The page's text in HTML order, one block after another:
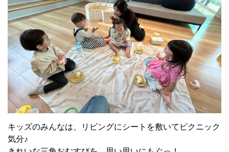
キッズのみんなは、リビングにシートを敷いてピクニック
気分♪